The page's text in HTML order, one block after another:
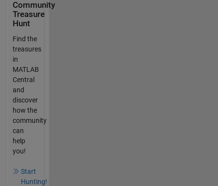
Community
Treasure
Hunt
Find the
treasures
in
MATLAB
Central
and
discover
how the
community
can
help
you!
Start
Hunting!